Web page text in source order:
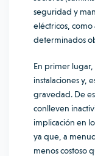
seguridad y
eléctricos,
determinados
En primer lugar,
instalaciones y,
gravedad. De
conlleven
implicación en
ya que, a
menos costoso